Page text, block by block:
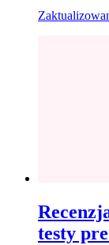
testy